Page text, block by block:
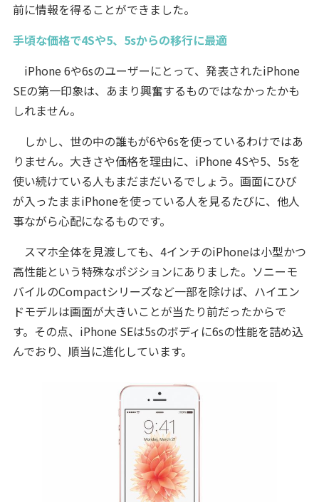
前に情報を得ることができました。
手頃な価格で4Sや5、5sからの移行に最適
iPhone 6や6sのユーザーにとって、発表されたiPhone
SEの第一印象は、あまり興奮するものではなかったかも
しれません。
しかし、世の中の誰もが6や6sを使っているわけではあ
りません。大きさや価格を理由に、iPhone 4Sや5、5sを
使い続けている人もまだまだいるでしょう。画面にひび
が入ったままiPhoneを使っている人を見るたびに、他人
事ながら心配になるものです。
スマホ全体を見渡しても、4インチのiPhoneは小型かつ
高性能という特殊なポジションにありました。ソニーモ
バイルのCompactシリーズなど一部を除けば、ハイエン
ドモデルは画面が大きいことが当たり前だったからで
す。その点、iPhone SEは5sのボディに6sの性能を詰め込
んでおり、順当に進化しています。